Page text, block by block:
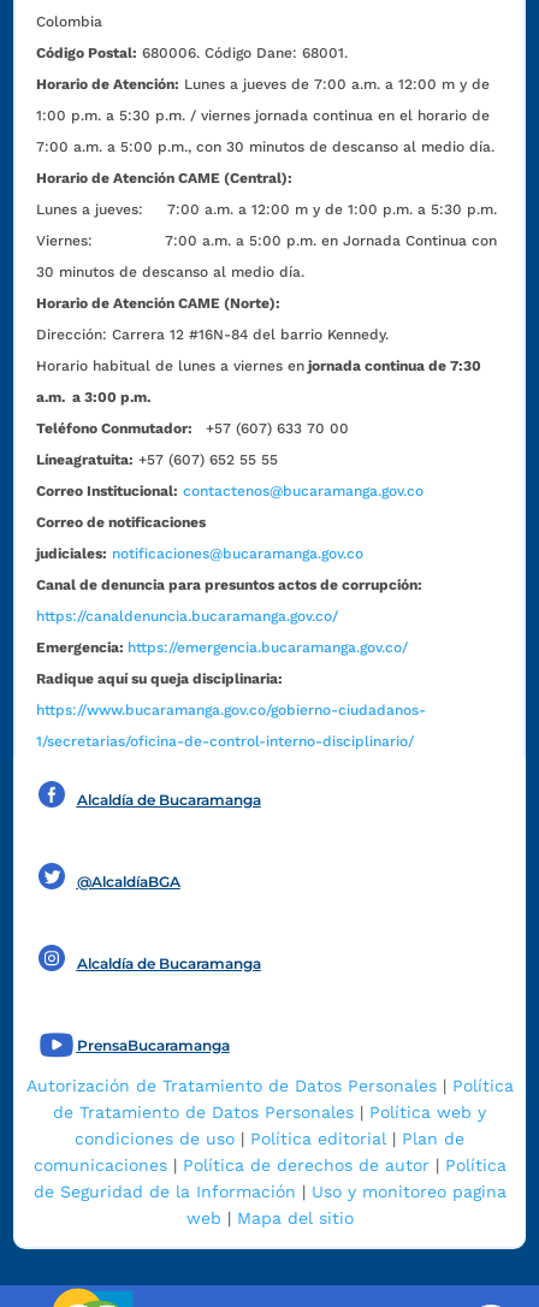
Colombia
Código Postal: 680006. Código Dane: 68001.
Horario de Atención: Lunes a jueves de 7:00 a.m. a 12:00 m y de
1:00 p.m. a 5:30 p.m. / viernes jornada continua en el horario de
7:00 a.m. a 5:00 p.m., con 30 minutos de descanso al medio día.
Horario de Atención CAME (Central):
Lunes a jueves: 7:00 a.m. a 12:00 m y de 1:00 p.m. a 5:30 p.m.
Viernes: 7:00 a.m. a 5:00 p.m. en Jornada Continua con
30 minutos de descanso al medio día.
Horario de Atención CAME (Norte):
Dirección:Carrera 12 #16N-84 del barrio Kennedy.
Horario habitual de lunes a viernes en jornada continua de 7:30
a.m. a 3:00 p.m.
Teléfono Conmutador:
+57 (607) 633 70 00
Líneagratuita: +57 (607) 652 55 55
Correo Institucional: contactenos@bucaramanga.gov.co
Correo de notificaciones
judiciales: notificaciones@bucaramanga.gov.co
Canal de denuncia para presuntos actos de corrupción:
https://canaldenuncia.bucaramanga.gov.co/
Emergencia: https://emergencia.bucaramanga.gov.co/
Radique aquí su queja disciplinaria:
https://www.bucaramanga.gov.co/gobierno-ciudadanos-
1/secretarias/oficina-de-control-interno-disciplinario/
Alcaldía de Bucaramanga
@AlcaldíaBGA
Alcaldía de Bucaramanga
PrensaBucaramanga
Autorización de Tratamiento de Datos Personales| Política
de Tratamiento de Datos Personales | Política web y
condiciones de uso | Política editorial | Plan de
comunicaciones| Política de derechos de autor| Política
de Seguridad de la Información | Uso y monitoreo pagina
web | Mapa del sitio